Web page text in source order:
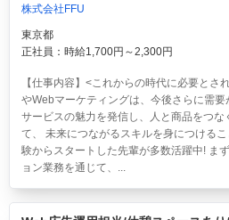
株式会社FFU
東京都
正社員：時給1,700円～2,300円
【仕事内容】<これからの時代に必要とさ
やWebマーケティングは、今後さらに需
サービスの魅力を発信し、人と商品をつな
て、 未来につながるスキルを身につける
験からスタートした先輩が多数活躍中! ま
ョン業務を通じて、...